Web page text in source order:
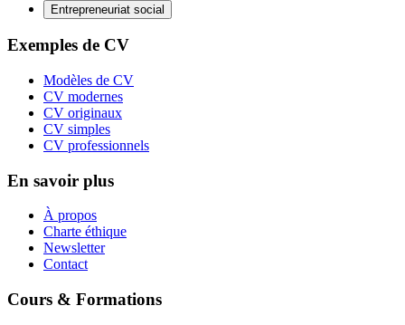
Entrepreneuriat social
Exemples de CV
Modèles de CV
CV modernes
CV originaux
CV simples
CV professionnels
En savoir plus
À propos
Charte éthique
Newsletter
Contact
Cours & Formations